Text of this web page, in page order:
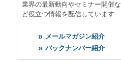
業界の最新動向やセミナー開催な
ど役立つ情報を配信しています
メールマガジン紹介
バックナンバー紹介